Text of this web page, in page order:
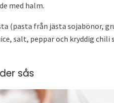
med halm.
(pasta från jästa sojabönor,
salt, peppar och kryddig chili
sås